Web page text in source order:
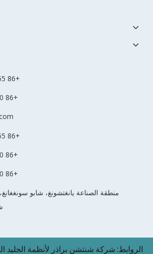
+86 755 29914211
+86 13510956930
+86 755 29914210
+86 13510956930
+86 13510956930
منطقة الصناعة يانغتشونغ، شابو
الروابط: شركة شنتشن براذر لأنظمة الجليد